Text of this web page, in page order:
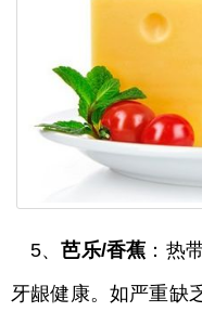
5、芭乐/香蕉 ：热
牙龈健康。如严重缺